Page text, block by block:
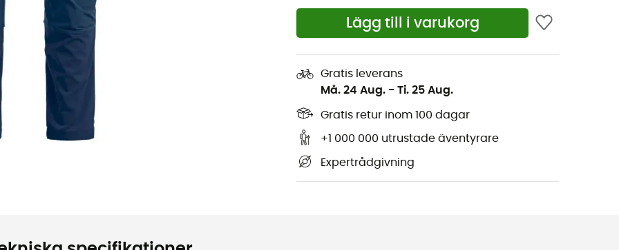
Lägg till i varukorg
Gratis leverans
Må. 24 Aug. - Ti. 25 Aug.
Gratis retur inom 100 dagar
+1 000 000 utrustade äventyrare
Expertrådgivning